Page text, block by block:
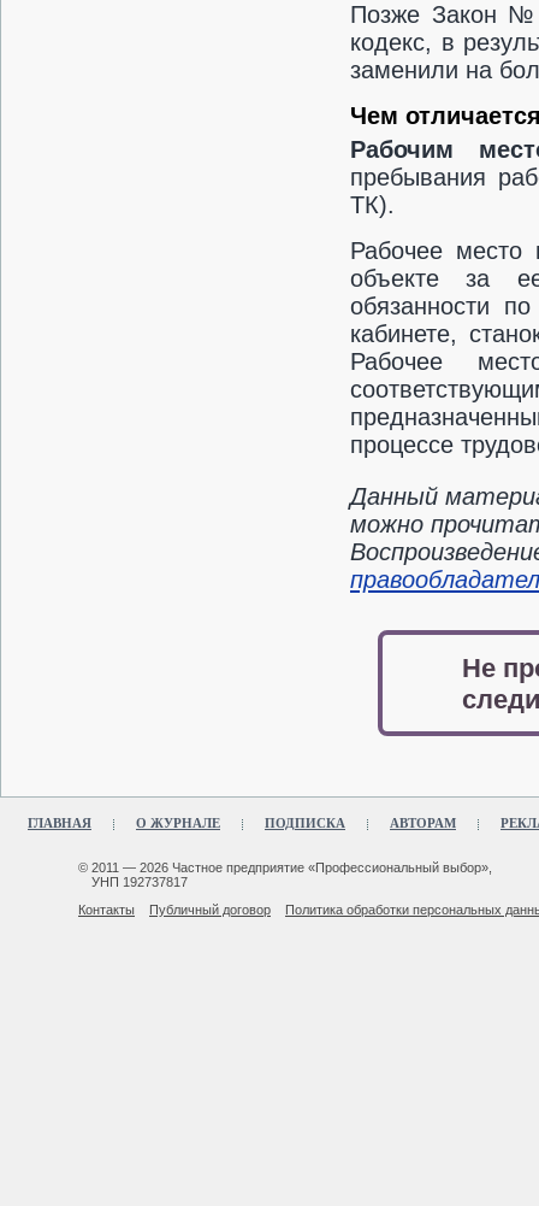
Позже Закон №
кодекс, в
заменили на
Чем
Рабочим
пребывания
ТК).
Рабочее место
объекте за
обязанности
кабинете,
Рабочее
процессе
Данный
можно
Не
ГЛАВНАЯ О ЖУРНАЛЕ ПОДПИСКА АВТОРАМ
© 2011 — 2026 Частное предприятие «Профессиональный выбор»,
УНП 192737817
Контакты
Публичный договор Политика обработки персональных